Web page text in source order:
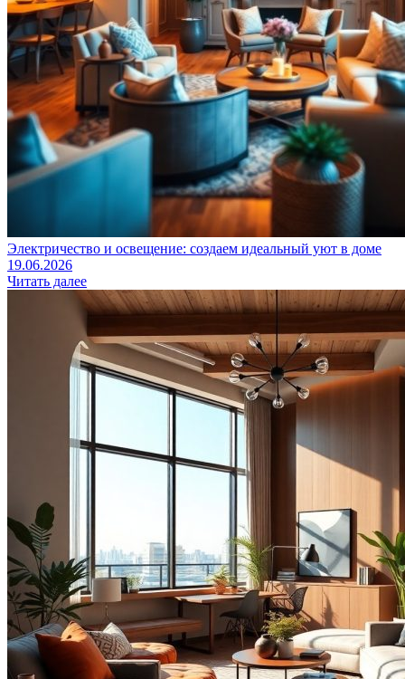
Электричество и освещение: создаем идеальный уют в доме
19.06.2026
Читать далее